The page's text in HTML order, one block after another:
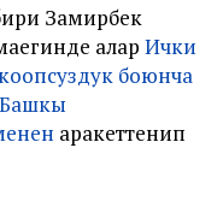
Замирбек
алар Ички
боюнча
аракеттенип